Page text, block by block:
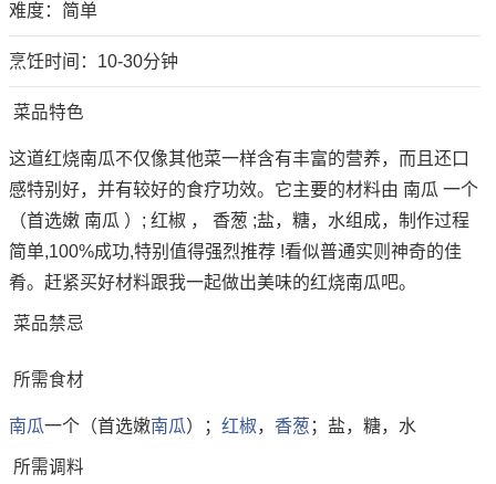
难度：简单
烹饪时间：10-30分钟
菜品特色
这道红烧南瓜不仅像其他菜一样含有丰富的营养，而且还口
感特别好，并有较好的食疗功效。它主要的材料由 南瓜 一个
（首选嫩 南瓜 ）; 红椒 ， 香葱 ;盐，糖，水组成，制作过程
简单,100%成功,特别值得强烈推荐 !看似普通实则神奇的佳
肴。赶紧买好材料跟我一起做出美味的红烧南瓜吧。
菜品禁忌
所需食材
南瓜一个（首选嫩南瓜）； 红椒， 香葱 ；盐，糖，水
所需调料